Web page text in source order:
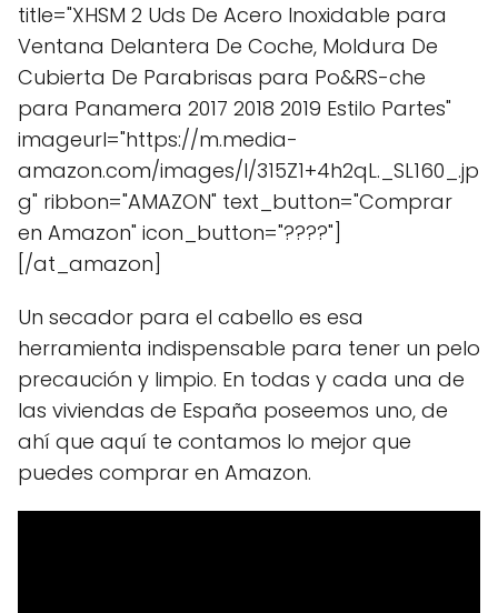
title="XHSM 2 Uds De Acero Inoxidable para
Ventana Delantera De Coche, Moldura De
Cubierta De Parabrisas para Po&RS-che
para Panamera 2017 2018 2019 Estilo Partes"
imageurl="https://m.media-
amazon.com/images/I/315Z1+4h2qL._SL160_.jp
g" ribbon="AMAZON" text_button="Comprar
en Amazon" icon_button="????"]
[/at_amazon]
Un secador para el cabello es esa
herramienta indispensable para tener un pelo
precaución y limpio. En todas y cada una de
las viviendas de España poseemos uno, de
ahí que aquí te contamos lo mejor que
puedes comprar en Amazon.